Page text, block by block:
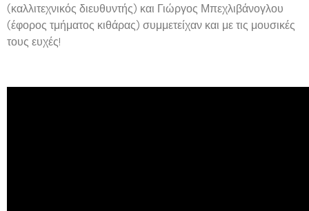
(καλλιτεχνικός διευθυντής) και Γιώργος Μπεχλιβάνογλου
(έφορος τμήματος κιθάρας) συμμετείχαν και με τις μουσικές
τους ευχές!